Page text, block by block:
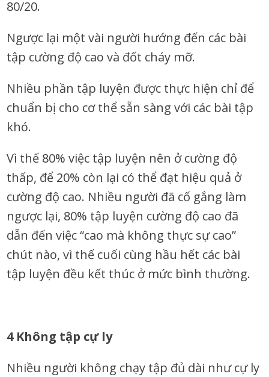
80/20.
Ngược lại một vài người hướng đến các bài
tập cường độ cao và đốt cháy mỡ.
Nhiều phần tập luyện được thực hiện chỉ để
chuẩn bị cho cơ thể sẵn sàng với các bài tập
khó.
Vì thế 80% việc tập luyện nên ở cường độ
thấp, để 20% còn lại có thể đạt hiệu quả ở
cường độ cao. Nhiều người đã cố gắng làm
ngược lại, 80% tập luyện cường độ cao đã
dẫn đến việc “cao mà không thực sự cao”
chút nào, vì thế cuối cùng hầu hết các bài
tập luyện đều kết thúc ở mức bình thường.
4 Không tập cự ly
Nhiều người không chạy tập đủ dài như cự ly